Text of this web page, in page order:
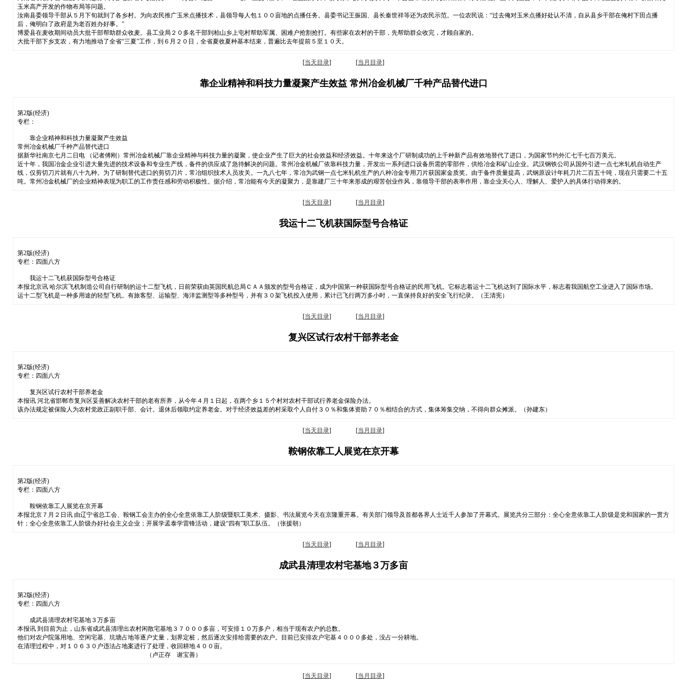
玉米高产开发的作物布局等问题。
汝南县委领导干部从５月下旬就到了各乡村。为向农民推广玉米点播技术，县领导每人包１００亩地的点播任务。县委书记王振国、县长秦世祥等还为农民示范。一位农民说：“过去俺对玉米点播好处认不清，自从县乡干部在俺村下田点播
后，俺明白了政府是为老百姓办好事。”
博爱县在麦收期间动员大批干部帮助群众收麦。县工业局２０多名干部到柏山乡上屯村帮助军属、困难户抢割抢打。有些家在农村的干部，先帮助群众收完，才顾自家的。
大批干部下乡支农，有力地推动了全省“三夏”工作，到６月２０日，全省夏收夏种基本结束，普遍比去年提前５至１０天。
[当天目录] [当月目录]
靠企业精神和科技力量凝聚产生效益 常州冶金机械厂千种产品替代进口
第2版(经济)
专栏：
靠企业精神和科技力量凝聚产生效益
常州冶金机械厂千种产品替代进口
据新华社南京七月二日电 （记者傅刚）常州冶金机械厂靠企业精神与科技力量的凝聚，使企业产生了巨大的社会效益和经济效益。十年来这个厂研制成功的上千种新产品有效地替代了进口，为国家节约外汇七千七百万美元。
近十年，我国冶金企业引进大量先进的技术设备和专业生产线，备件的供应成了急待解决的问题。常州冶金机械厂依靠科技力量，开发出一系列进口设备所需的零部件，供给冶金和矿山企业。武汉钢铁公司从国外引进一点七米轧机自动生产
线，仅剪切刀片就有八十九种。为了研制替代进口的剪切刀片，常冶组织技术人员攻关。一九八七年，常冶为武钢一点七米轧机生产的八种冶金专用刀片获国家金质奖。由于备件质量提高，武钢原设计年耗刀片二百五十吨，现在只需要二十五
吨。常州冶金机械厂的企业精神表现为职工的工作责任感和劳动积极性。据介绍，常冶能有今天的凝聚力，是靠建厂三十年来形成的艰苦创业作风，靠领导干部的表率作用，靠企业关心人、理解人、爱护人的具体行动得来的。
[当天目录] [当月目录]
我运十二飞机获国际型号合格证
第2版(经济)
专栏：四面八方
我运十二飞机获国际型号合格证
本报北京讯 哈尔滨飞机制造公司自行研制的运十二型飞机，日前荣获由英国民航总局ＣＡＡ颁发的型号合格证，成为中国第一种获国际型号合格证的民用飞机。它标志着运十二飞机达到了国际水平，标志着我国航空工业进入了国际市场。
运十二型飞机是一种多用途的轻型飞机。有旅客型、运输型、海洋监测型等多种型号，并有３０架飞机投入使用，累计已飞行两万多小时，一直保持良好的安全飞行纪录。（王清宪）
[当天目录] [当月目录]
复兴区试行农村干部养老金
第2版(经济)
专栏：四面八方
复兴区试行农村干部养老金
本报讯 河北省邯郸市复兴区妥善解决农村干部的老有所养，从今年４月１日起，在两个乡１５个村对农村干部试行养老金保险办法。
该办法规定被保险人为农村党政正副职干部、会计。退休后领取约定养老金。对于经济效益差的村采取个人自付３０％和集体资助７０％相结合的方式，集体筹集交纳，不得向群众摊派。（孙建东）
[当天目录] [当月目录]
鞍钢依靠工人展览在京开幕
第2版(经济)
专栏：四面八方
鞍钢依靠工人展览在京开幕
本报北京７月２日讯 由辽宁省总工会、鞍钢工会主办的全心全意依靠工人阶级暨职工美术、摄影、书法展览今天在京隆重开幕。有关部门领导及首都各界人士近千人参加了开幕式。展览共分三部分：全心全意依靠工人阶级是党和国家的一贯方
针；全心全意依靠工人阶级办好社会主义企业；开展学孟泰学雷锋活动，建设“四有”职工队伍。（张援朝）
[当天目录] [当月目录]
成武县清理农村宅基地３万多亩
第2版(经济)
专栏：四面八方
成武县清理农村宅基地３万多亩
本报讯 到目前为止，山东省成武县清理出农村闲散宅基地３７０００多亩，可安排１０万多户，相当于现有农户的总数。
他们对农户院落用地、空闲宅基、坑塘占地等逐户丈量，划界定桩，然后逐次安排给需要的农户。目前已安排农户宅基４０００多处，没占一分耕地。
在清理过程中，对１０６３０户违法占地案进行了处理，收回耕地４００亩。
（卢正存 谢宝善）
[当天目录] [当月目录]